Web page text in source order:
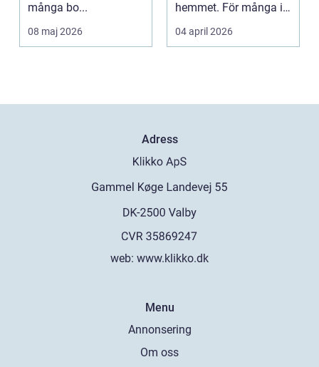
många bo...
08 maj 2026
hemmet. För många i
och runt Kristianstad ...
04 april 2026
Adress
web: www.klikko.dk
Menu
Annonsering
Om oss